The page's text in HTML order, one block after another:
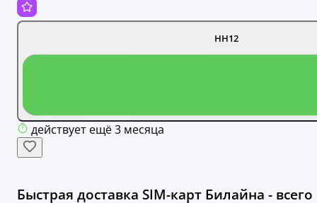
HH12
действует ещё 3 месяца
Быстрая доставка SIM-карт Билайна - всего